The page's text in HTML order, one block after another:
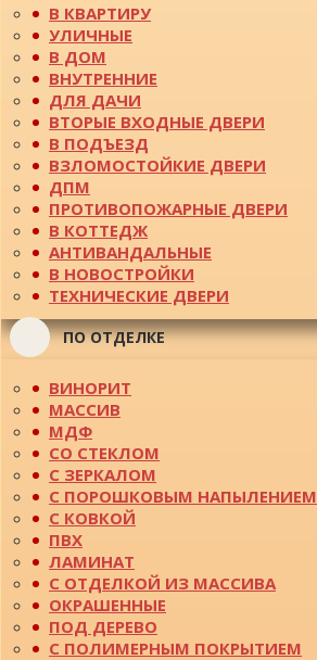
В КВАРТИРУ
УЛИЧНЫЕ
В ДОМ
ВНУТРЕННИЕ
ДЛЯ ДАЧИ
ВТОРЫЕ ВХОДНЫЕ ДВЕРИ
В ПОДЪЕЗД
ВЗЛОМОСТОЙКИЕ ДВЕРИ
ДПМ
ПРОТИВОПОЖАРНЫЕ ДВЕРИ
В КОТТЕДЖ
АНТИВАНДАЛЬНЫЕ
В НОВОСТРОЙКИ
ТЕХНИЧЕСКИЕ ДВЕРИ
ПО ОТДЕЛКЕ
ВИНОРИТ
МАССИВ
МДФ
СО СТЕКЛОМ
С ЗЕРКАЛОМ
С ПОРОШКОВЫМ НАПЫЛЕНИЕМ
С КОВКОЙ
ПВХ
ЛАМИНАТ
С ОТДЕЛКОЙ ИЗ МАССИВА
ОКРАШЕННЫЕ
ПОД ДЕРЕВО
С ПОЛИМЕРНЫМ ПОКРЫТИЕМ